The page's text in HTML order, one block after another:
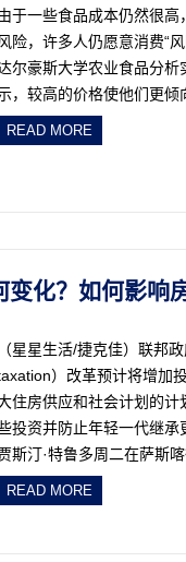
于一些食品成本仍然很
险，许多人仍愿意消费“
尔豪斯大学农业食品分析
，较高的价格使他们更
READ MORE
化？如何影响
（星星生活/捷克佳）联邦
）改革预计将增加
住房供应和社会计划的
投资并防止年轻一代继
斯汀·特鲁多周二在萨斯
READ MORE